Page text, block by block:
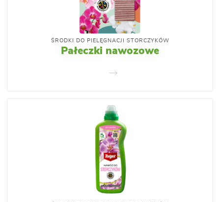
ŚRODKI DO PIELĘGNACJI STORCZYKÓW
Pałeczki nawozowe